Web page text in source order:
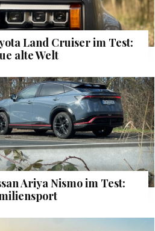
Land Cruiser im Test:
alte Welt
Ariya Nismo im Test: